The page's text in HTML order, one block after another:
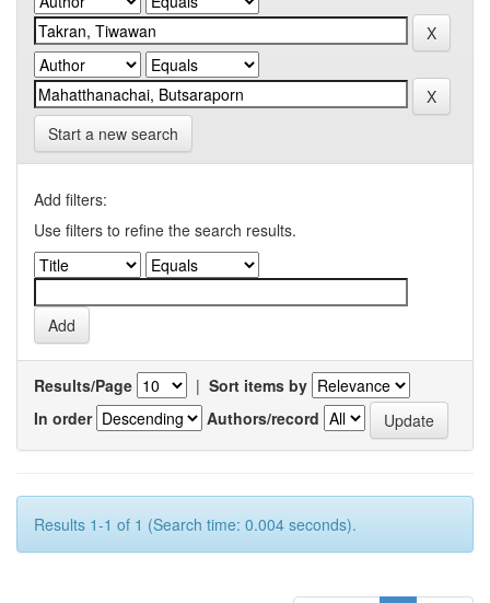
Start a new search
Add filters:
Use filters to refine the search results.
Results/Page | Sort items by
In order
Authors/record
Results 1-1 of 1 (Search time: 0.004 seconds).